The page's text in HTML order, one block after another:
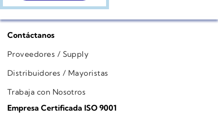
Contáctanos
Proveedores / Supply
Distribuidores / Mayoristas
Trabaja con Nosotros
Empresa Certificada ISO 9001